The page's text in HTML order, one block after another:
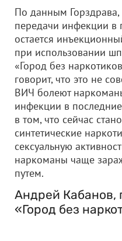
По данным
передачи инфекции в
остается
при использовании
«Город без
говорит, что это не
ВИЧ болеют
инфекции в
в том, что сейчас
синтетические
сексуальную
наркоманы чаще
путем.
Андрей Кабанов,
«Город без